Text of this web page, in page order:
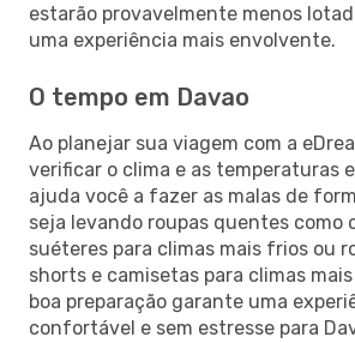
estarão provavelmente menos
uma experiência mais envolvente.
O tempo em Davao
Ao planejar sua viagem com a
verificar o clima e as temperaturas
ajuda você a fazer as malas de
seja levando roupas quentes como
suéteres para climas mais frios ou
shorts e camisetas para climas
boa preparação garante uma
confortável e sem estresse para